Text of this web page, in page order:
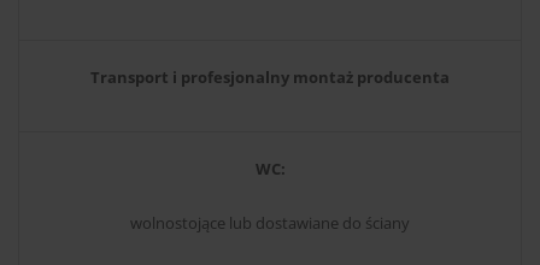
Transport i profesjonalny montaż producenta
WC:
wolnostojące lub dostawiane do ściany